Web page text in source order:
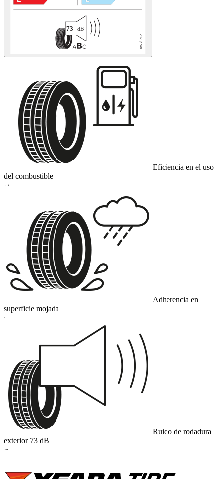
Eficiencia en el uso
del combustible
D
Adherencia en
superficie mojada
C
Ruido de rodadura
exterior 73 dB
B